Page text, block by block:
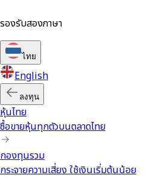
รองรับสองภาษา
ไทย
English
ลงทุน
หุ้นไทย
ซื้อขายหุ้นทุกตัวบนตลาดไทย
กองทุนรวม
กระจายความเสี่ยง ใช้เงินเริ่มต้นน้อย